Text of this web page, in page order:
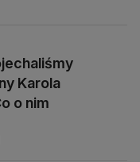
Karola
o nim